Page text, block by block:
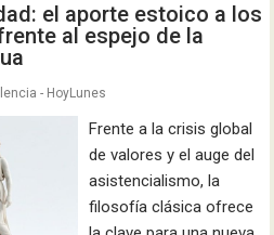
el aporte estoico a los
al espejo de la
- HoyLunes
Frente a la crisis global
de valores y el auge del
asistencialismo, la
filosofía clásica ofrece